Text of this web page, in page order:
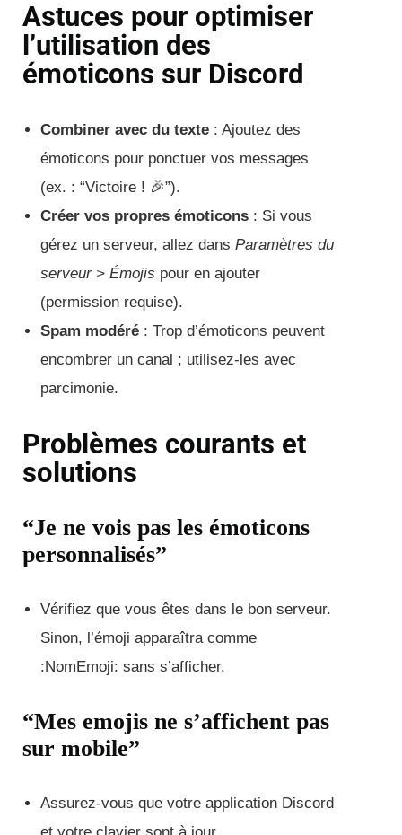
Astuces pour optimiser
l’utilisation des
émoticons sur Discord
Combiner avec du texte : Ajoutez des
émoticons pour ponctuer vos messages
(ex. : “Victoire ! 🎉”).
Créer vos propres émoticons : Si vous
gérez un serveur, allez dans Paramètres du
serveur > Émojis pour en ajouter
(permission requise).
Spam modéré : Trop d’émoticons peuvent
encombrer un canal ; utilisez-les avec
parcimonie.
Problèmes courants et
solutions
“Je ne vois pas les émoticons
personnalisés”
Vérifiez que vous êtes dans le bon serveur.
Sinon, l’émoji apparaîtra comme
:NomEmoji: sans s’afficher.
“Mes emojis ne s’affichent pas
sur mobile”
Assurez-vous que votre application Discord